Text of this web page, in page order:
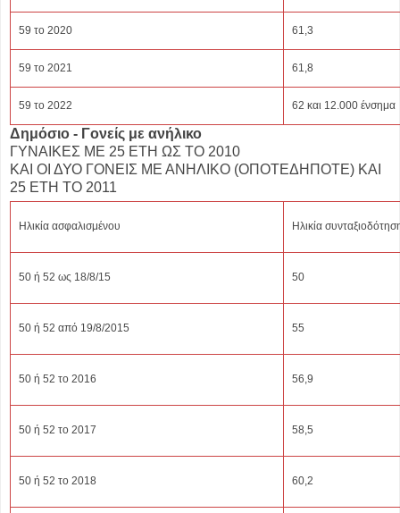
59 το 2020 61,3
59 το 2021 61,8
59 το 2022 62 και 12.000 ένσημα
Δημόσιο - Γονείς με ανήλικο
ΓΥΝΑΙΚΕΣ ΜΕ 25 ΕΤΗ ΩΣ ΤΟ 2010
ΚΑΙ ΟΙ ΔΥΟ ΓΟΝΕΙΣ ΜΕ ΑΝΗΛΙΚΟ (ΟΠΟΤΕΔΗΠΟΤΕ) ΚΑΙ
25 ΕΤΗ ΤΟ 2011
Ηλικία ασφαλισμένου Ηλικία
50 ή 52 ως 18/8/15 50
50 ή 52 από 19/8/2015 55
50 ή 52 το 2016 56,9
50 ή 52 το 2017 58,5
50 ή 52 το 2018 60,2